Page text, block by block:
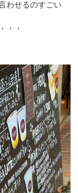
わせるのすごい
・・